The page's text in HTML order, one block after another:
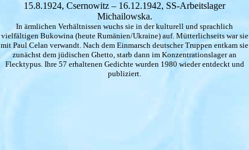
15.8.1924, Csernowitz – 16.12.1942, SS-Arbeitslager
Michailowska.
In ärmlichen Verhältnissen wuchs sie in der kulturell und sprachlich
vielfältigen Bukowina (heute Rumänien/Ukraine) auf. Mütterlichseits war sie
mit Paul Celan verwandt. Nach dem Einmarsch deutscher Truppen entkam sie
zunächst dem jüdischen Ghetto, starb dann im Konzentrationslager an
Flecktypus. Ihre 57 erhaltenen Gedichte wurden 1980 wieder entdeckt und
publiziert.